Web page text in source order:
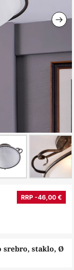
srebro, staklo, Ø
RRP -46,00 €